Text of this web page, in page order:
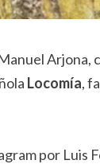
Locomía,
por Luis